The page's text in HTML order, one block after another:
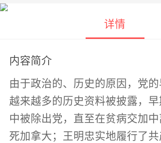
详情
内容简介
由于政治的、历史的原因，党
越来越多的历史资料被披露，早期领导人的形象也
中被除出党，直至在贫病交加
死加拿大；王明忠实地履行了